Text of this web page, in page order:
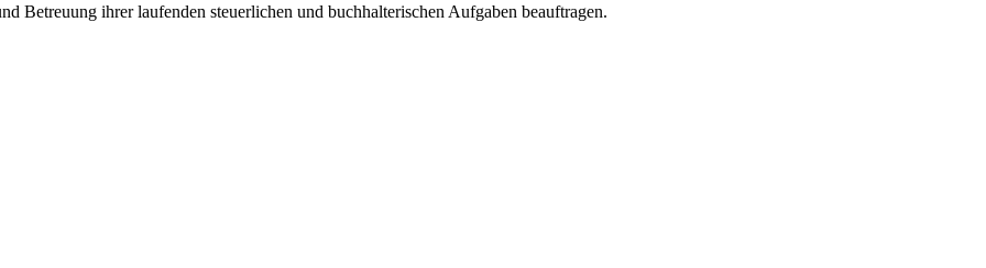
Betreuung ihrer laufenden steuerlichen und buchhalterischen Aufgaben beauftragen.